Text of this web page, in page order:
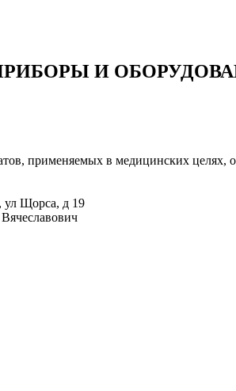
И
применяемых в медицинских целях,
Щорса, д 19